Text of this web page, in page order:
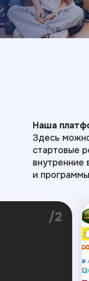
Наша
Здесь
стартовые
внутренние
и
/2